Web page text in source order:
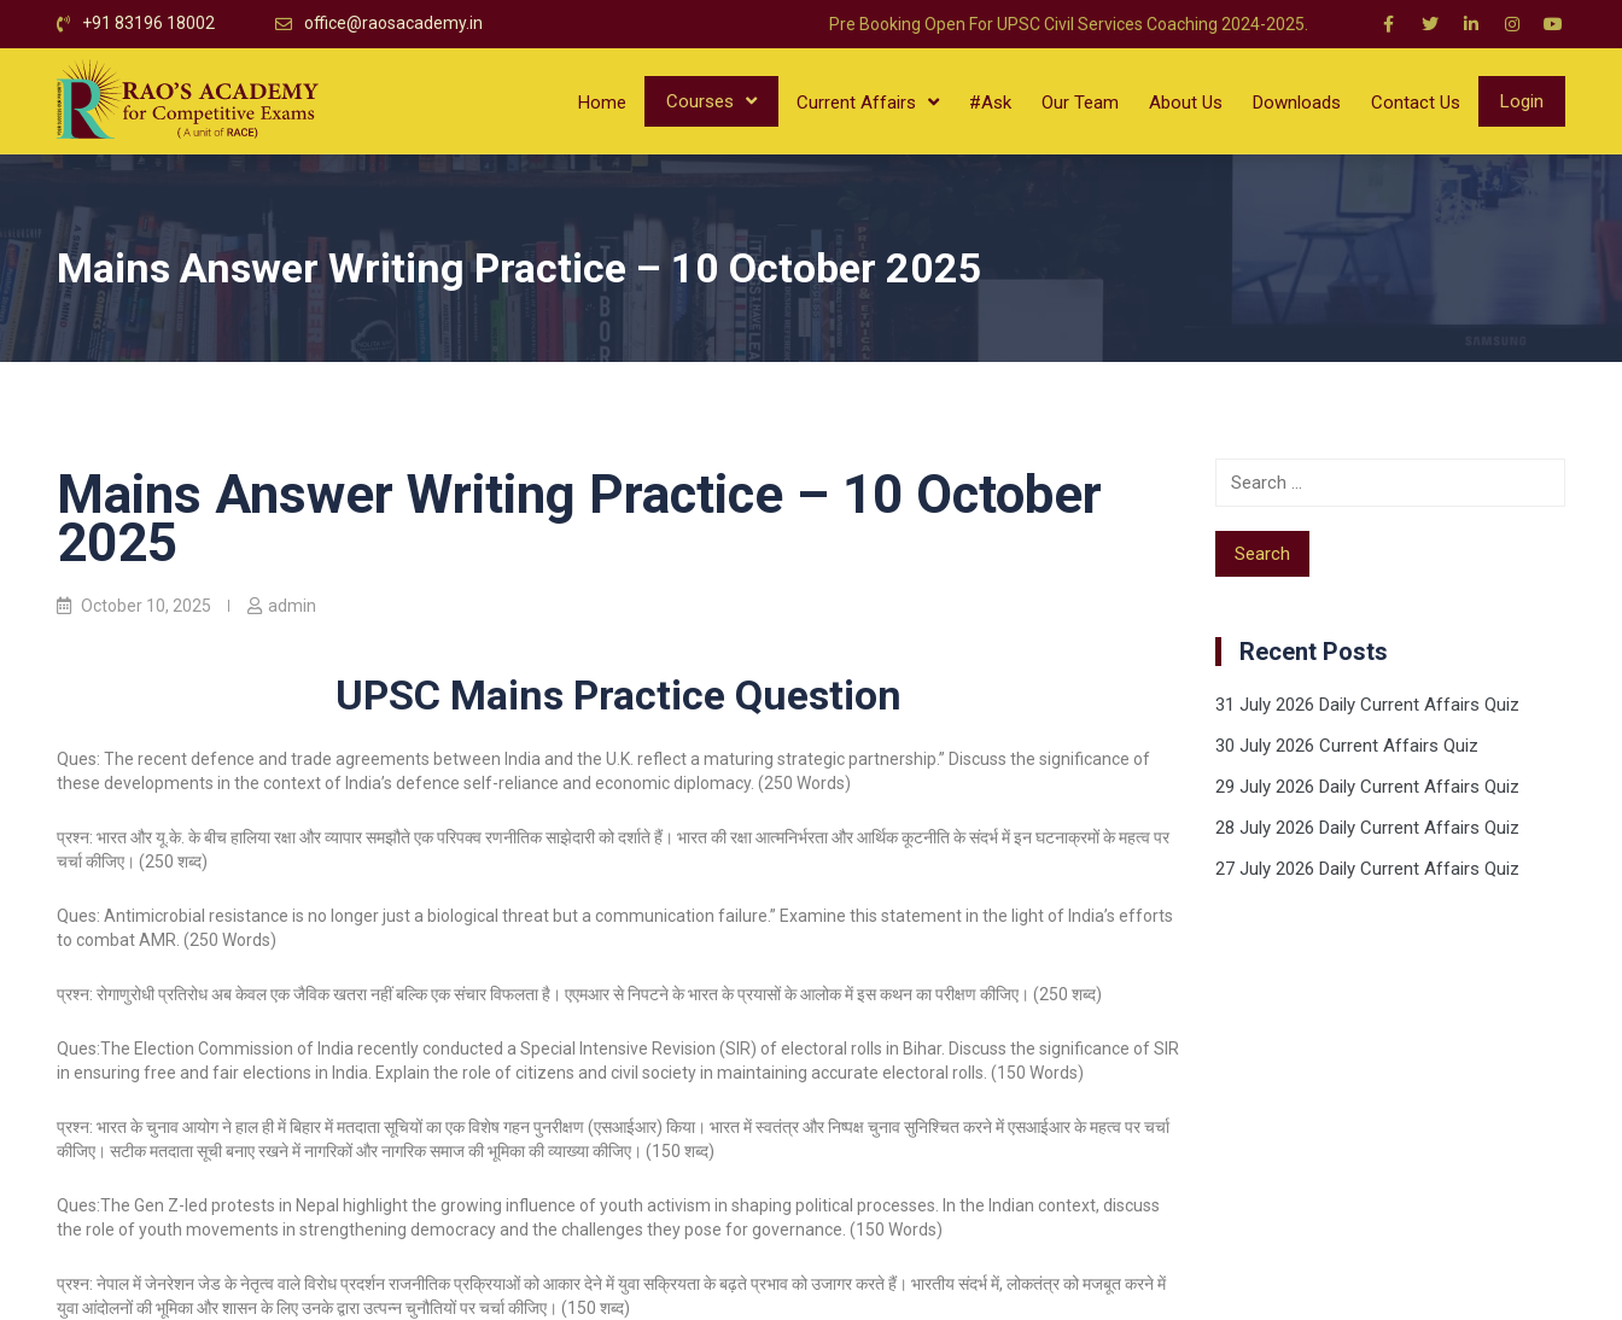
+91 83196 18002 office@raosacademy.in Pre Booking Open For UPSC Civil Services Coaching 2024-2025.
Home Courses Current Affairs #Ask Our Team About Us Downloads Contact Us Login
Mains Answer Writing Practice – 10 October 2025
Mains Answer Writing Practice – 10 October
2025
October 10, 2025 admin
UPSC Mains Practice Question
Ques: The recent defence and trade agreements between India and the U.K. reflect a maturing strategic partnership.” Discuss the significance of
these developments in the context of India’s defence self-reliance and economic diplomacy. (250 Words)
प्रश्न: भारत और यू.के. के बीच हालिया रक्षा और व्यापार समझौते एक परिपक्व रणनीतिक साझेदारी को दर्शाते हैं। भारत की रक्षा आत्मनिर्भरता और आर्थिक कूटनीति के संदर्भ में इन घटनाक्रमों के महत्व पर
चर्चा कीजिए। (250 शब्द)
Ques: Antimicrobial resistance is no longer just a biological threat but a communication failure.” Examine this statement in the light of India’s efforts
to combat AMR. (250 Words)
प्रश्न: रोगाणुरोधी प्रतिरोध अब केवल एक जैविक खतरा नहीं बल्कि एक संचार विफलता है। एएमआर से निपटने के भारत के प्रयासों के आलोक में इस कथन का परीक्षण कीजिए। (250 शब्द)
Ques:The Election Commission of India recently conducted a Special Intensive Revision (SIR) of electoral rolls in Bihar. Discuss the significance of SIR
in ensuring free and fair elections in India. Explain the role of citizens and civil society in maintaining accurate electoral rolls. (150 Words)
प्रश्न: भारत के चुनाव आयोग ने हाल ही में बिहार में मतदाता सूचियों का एक विशेष गहन पुनरीक्षण (एसआईआर) किया। भारत में स्वतंत्र और निष्पक्ष चुनाव सुनिश्चित करने में एसआईआर के महत्व पर चर्चा
कीजिए। सटीक मतदाता सूची बनाए रखने में नागरिकों और नागरिक समाज की भूमिका की व्याख्या कीजिए। (150 शब्द)
Ques:The Gen Z-led protests in Nepal highlight the growing influence of youth activism in shaping political processes. In the Indian context, discuss
the role of youth movements in strengthening democracy and the challenges they pose for governance. (150 Words)
प्रश्न: नेपाल में जेनरेशन जेड के नेतृत्व वाले विरोध प्रदर्शन राजनीतिक प्रक्रियाओं को आकार देने में युवा सक्रियता के बढ़ते प्रभाव को उजागर करते हैं। भारतीय संदर्भ में, लोकतंत्र को मजबूत करने में
युवा आंदोलनों की भूमिका और शासन के लिए उनके द्वारा उत्पन्न चुनौतियों पर चर्चा कीजिए। (150 शब्द)
Recent Posts
31 July 2026 Daily Current Affairs Quiz
30 July 2026 Current Affairs Quiz
29 July 2026 Daily Current Affairs Quiz
28 July 2026 Daily Current Affairs Quiz
27 July 2026 Daily Current Affairs Quiz